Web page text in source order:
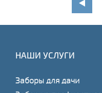
НАШИ УСЛУГИ
Заборы для дачи